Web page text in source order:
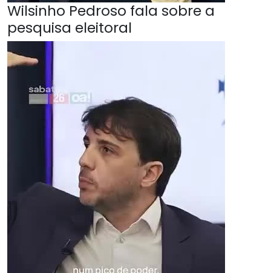
Wilsinho Pedroso fala sobre a
pesquisa eleitoral